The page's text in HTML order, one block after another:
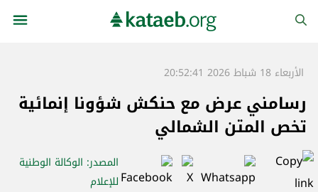
الأربعاء 18 شباط 2026 20:52:41
رسامني عرض مع حنكش شؤونا إنمائية
تخص المتن الشمالي
المصدر: الوكالة الوطنية
للإعلام